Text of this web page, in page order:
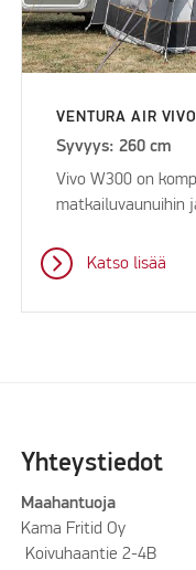
VENTURA AIR VIVO
Syvyys: 260 cm
Vivo W300 on
matkailuvaunuihin
Katso lisää
Yhteystiedot
Maahantuoja
Kama Fritid Oy
Koivuhaantie 2-4B